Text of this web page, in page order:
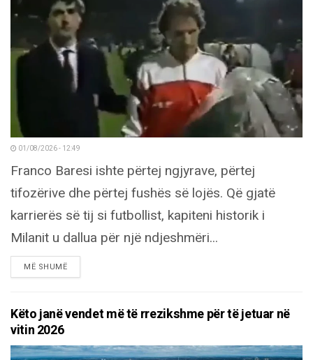
01/08/2026 - 12:49
Franco Baresi ishte përtej ngjyrave, përtej
tifozërive dhe përtej fushës së lojës. Që gjatë
karrierës së tij si futbollist, kapiteni historik i
Milanit u dallua për një ndjeshmëri...
MË SHUMËDETAILS
Këto janë vendet më të rrezikshme për të jetuar në
vitin 2026